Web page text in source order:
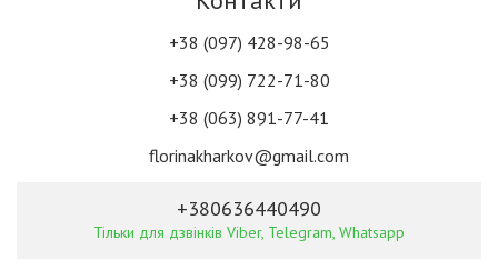
+38 (097) 428-98-65
+38 (099) 722-71-80
+38 (063) 891-77-41
florinakharkov@gmail.com
+380636440490
Тільки для дзвінків Viber, Telegram, Whatsapp